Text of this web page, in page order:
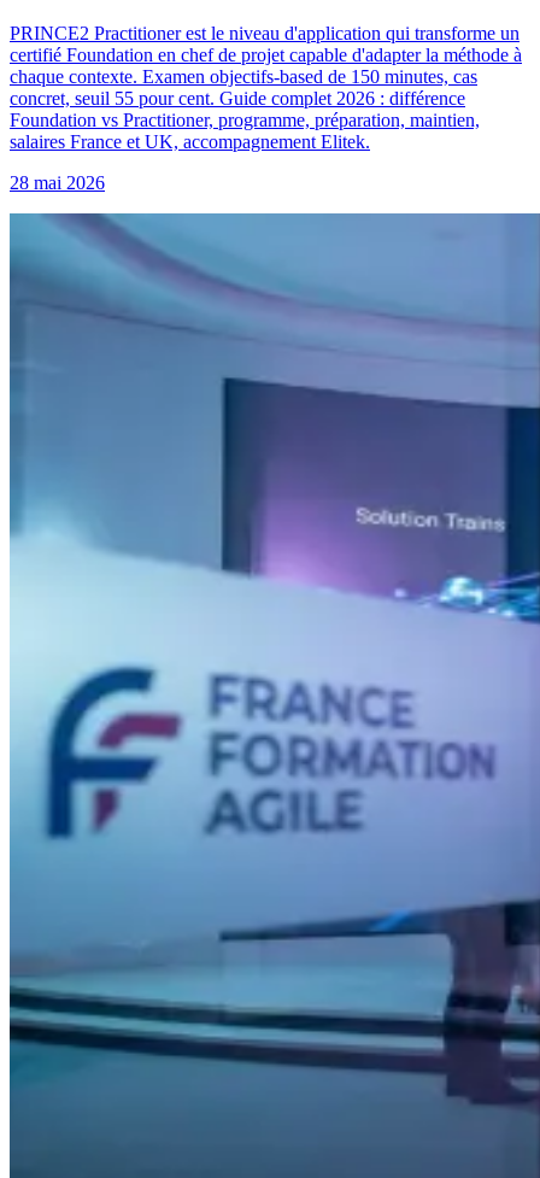
PRINCE2 Practitioner est le niveau d'application qui transforme un
certifié Foundation en chef de projet capable d'adapter la méthode à
chaque contexte. Examen objectifs‑based de 150 minutes, cas
concret, seuil 55 pour cent. Guide complet 2026 : différence
Foundation vs Practitioner, programme, préparation, maintien,
salaires France et UK, accompagnement Elitek.
28 mai 2026